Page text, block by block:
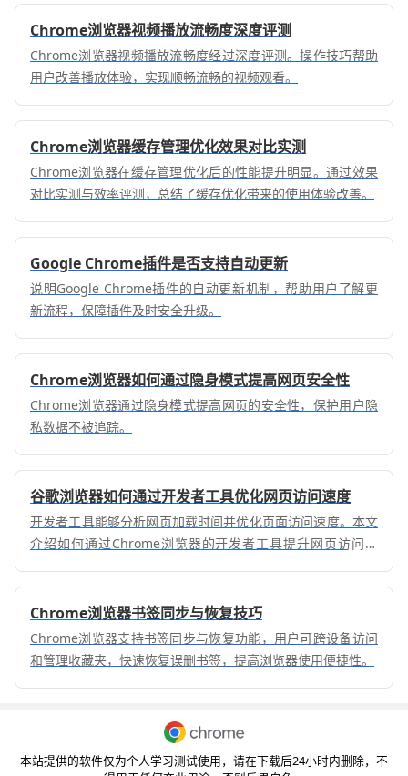
Chrome浏览器视频播放流畅度深度评测
Chrome浏览器视频播放流畅度经过深度评测。操作技巧帮助
用户改善播放体验，实现顺畅流畅的视频观看。
Chrome浏览器缓存管理优化效果对比实测
Chrome浏览器在缓存管理优化后的性能提升明显。通过效果
对比实测与效率评测，总结了缓存优化带来的使用体验改善。
Google Chrome插件是否支持自动更新
说明Google Chrome插件的自动更新机制，帮助用户了解更
新流程，保障插件及时安全升级。
Chrome浏览器如何通过隐身模式提高网页安全性
Chrome浏览器通过隐身模式提高网页的安全性，保护用户隐
私数据不被追踪。
谷歌浏览器如何通过开发者工具优化网页访问速度
开发者工具能够分析网页加载时间并优化页面访问速度。本文
介绍如何通过Chrome浏览器的开发者工具提升网页访问速
Chrome浏览器书签同步与恢复技巧
Chrome浏览器支持书签同步与恢复功能，用户可跨设备访问
和管理收藏夹，快速恢复误删书签，提高浏览器使用便捷性。
本站提供的软件仅为个人学习测试使用，请在下载后24小时内删除，不